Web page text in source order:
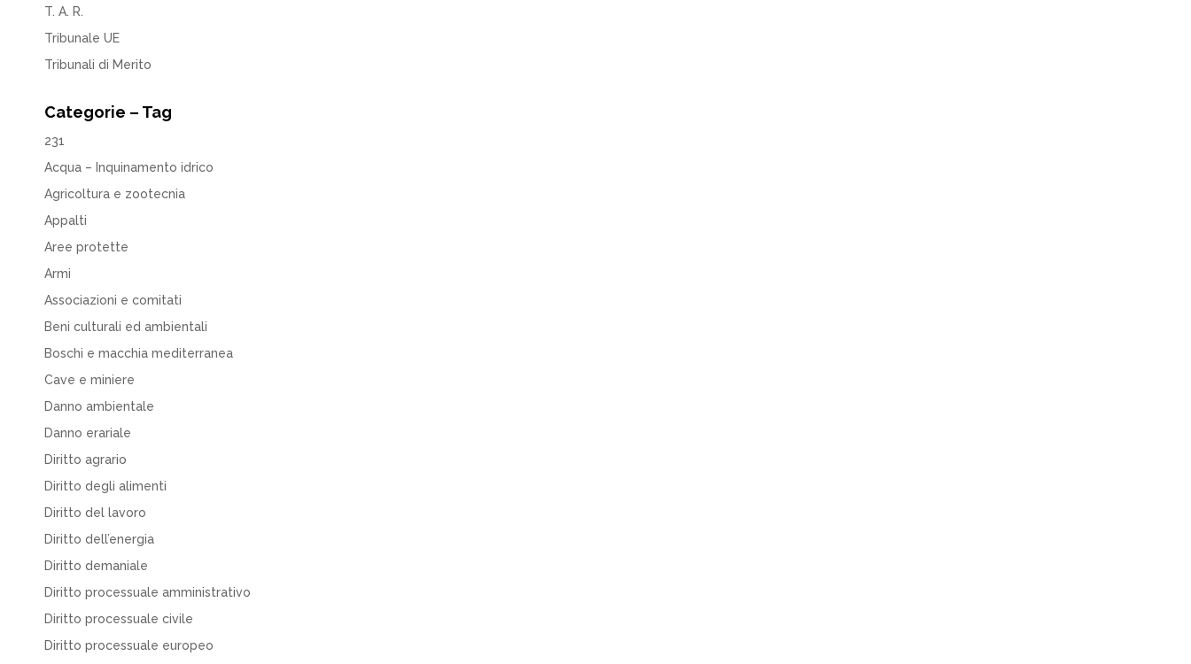
T. A. R.
Tribunale UE
Tribunali di Merito
Categorie – Tag
231
Acqua – Inquinamento idrico
Agricoltura e zootecnia
Appalti
Aree protette
Armi
Associazioni e comitati
Beni culturali ed ambientali
Boschi e macchia mediterranea
Cave e miniere
Danno ambientale
Danno erariale
Diritto agrario
Diritto degli alimenti
Diritto del lavoro
Diritto dell’energia
Diritto demaniale
Diritto processuale amministrativo
Diritto processuale civile
Diritto processuale europeo